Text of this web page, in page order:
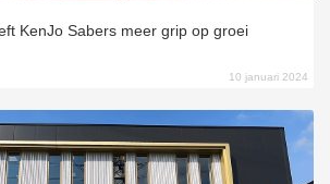
KenJo Sabers meer grip op groei
10 januari 2024